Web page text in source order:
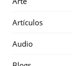
Artículos
Audio